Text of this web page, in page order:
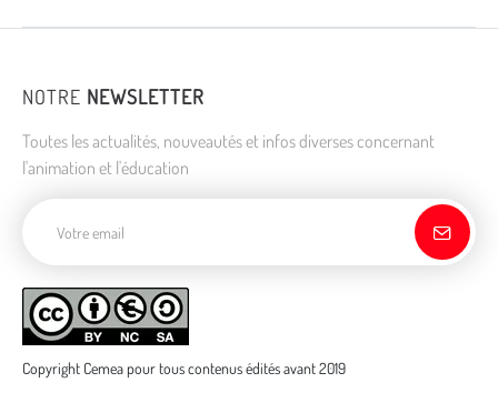
NOTRE NEWSLETTER
Toutes les actualités, nouveautés et infos diverses concernant
l'animation et l'éducation
Copyright Cemea pour tous contenus édités avant 2019